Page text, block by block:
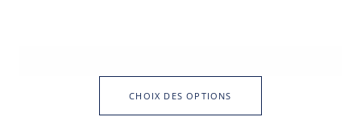
CHOIX DES OPTIONS